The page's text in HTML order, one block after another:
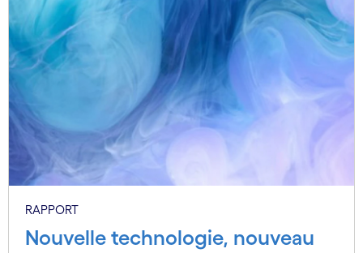
RAPPORT
Nouvelle technologie, nouveau